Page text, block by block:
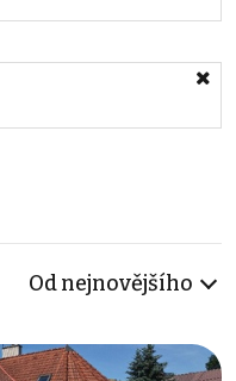
Od nejnovějšího